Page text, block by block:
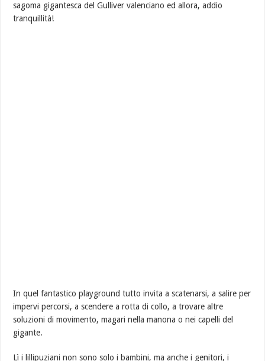
sagoma gigantesca del Gulliver valenciano ed allora, addio
tranquillità!
In quel fantastico playground tutto invita a scatenarsi, a salire per
impervi percorsi, a scendere a rotta di collo, a trovare altre
soluzioni di movimento, magari nella manona o nei capelli del
gigante.
Lì i lillipuziani non sono solo i bambini, ma anche i genitori, i